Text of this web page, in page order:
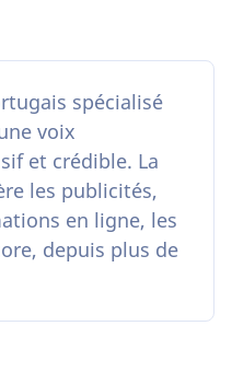
spécialisé
voix
et crédible. La
les publicités,
en ligne, les
depuis plus de